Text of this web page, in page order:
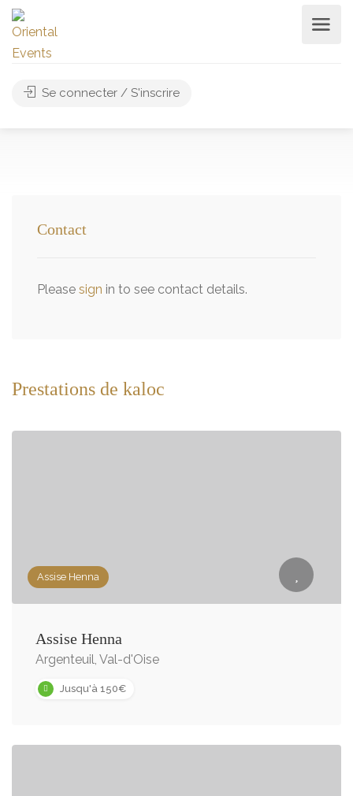
Se connecter / S'inscrire
Contact
Please sign in to see contact details.
Prestations de kaloc
Assise Henna
Assise Henna
Argenteuil, Val-d'Oise
Jusqu'à 150€